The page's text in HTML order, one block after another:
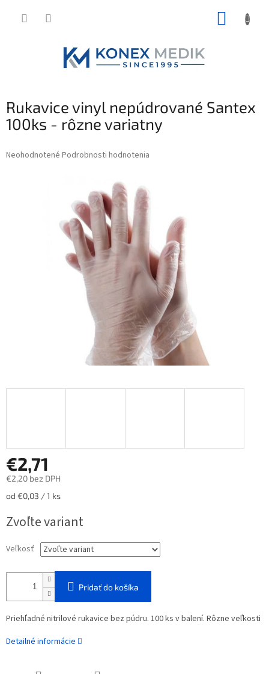
Rukavice vinyl nepúdrované Santex
100ks - rôzne variatny
Priemerné
Neohodnotené Podrobnosti hodnotenia
€2,71
€2,20 bez DPH
Jednotková
od €0,03 / 1 ks
Zvoľte variant
Veľkosť
Pridať do košíka
Priehľadné nitrilové rukavice bez púdru. 100 ks v balení. Rôzne veľkosti
Detailné informácie